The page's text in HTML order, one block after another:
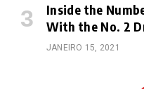
Inside the
With the No. 2
JANEIRO 15, 2021